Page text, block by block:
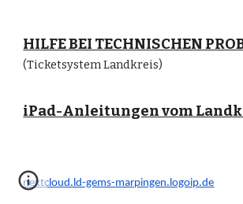
HILFE BEI TECHNISCHEN
(Ticketsystem Landkreis)
iPad-Anleitungen vom
nextcloud.ld-gems-marpingen.logoip.de